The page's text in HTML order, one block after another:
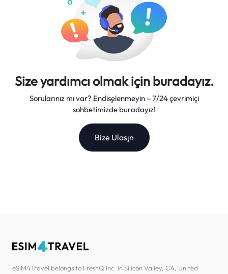
Size yardımcı olmak için buradayız.
Sorularınız mı var? Endişelenmeyin – 7/24 çevrimiçi
sohbetimizde buradayız!
Bize Ulaşın
eSIM4Travel belongs to FreshQ Inc. in Silicon Valley, CA, United